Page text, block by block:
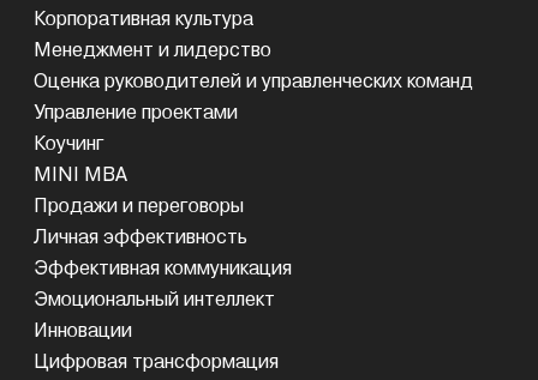
Корпоративная культура
Менеджмент и лидерство
Оценка руководителей и управленческих команд
Управление проектами
Коучинг
MINI MBA
Продажи и переговоры
Личная эффективность
Эффективная коммуникация
Эмоциональный интеллект
Инновации
Цифровая трансформация